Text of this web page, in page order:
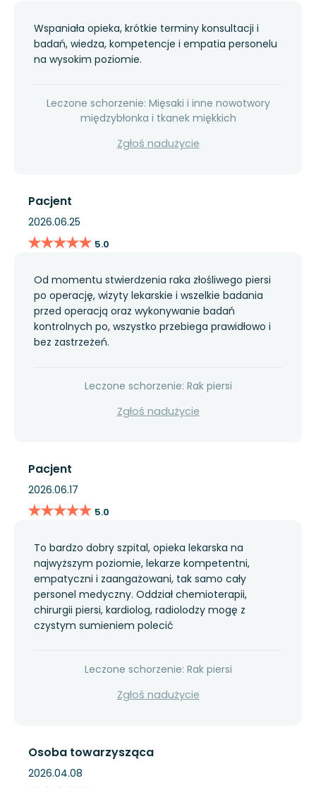
Wspaniała opieka, krótkie terminy konsultacji i
badań, wiedza, kompetencje i empatia personelu
na wysokim poziomie.
Leczone schorzenie: Mięsaki i inne nowotwory
międzybłonka i tkanek miękkich
Zgłoś nadużycie
Pacjent
2026.06.25
★★★★★
★★★★★ 5.0
Od momentu stwierdzenia raka złośliwego piersi
po operację, wizyty lekarskie i wszelkie badania
przed operacją oraz wykonywanie badań
kontrolnych po, wszystko przebiega prawidłowo i
bez zastrzeżeń.
Leczone schorzenie: Rak piersi
Zgłoś nadużycie
Pacjent
2026.06.17
★★★★★
★★★★★ 5.0
To bardzo dobry szpital, opieka lekarska na
najwyższym poziomie, lekarze kompetentni,
empatyczni i zaangażowani, tak samo cały
personel medyczny. Oddział chemioterapii,
chirurgii piersi, kardiolog, radiolodzy mogę z
czystym sumieniem polecić
Leczone schorzenie: Rak piersi
Zgłoś nadużycie
Osoba towarzysząca
2026.04.08